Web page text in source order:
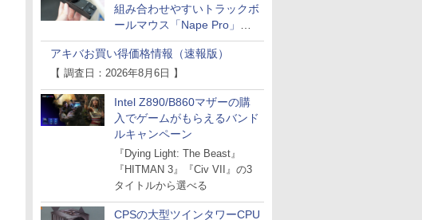
組み合わせやすいトラックボ
ールマウス「Nape Pro」が
Keychronから
アキバお買い得価格情報（速報版）
【 調査日：2026年8月6日 】
Intel Z890/B860マザーの購
入でゲームがもらえるバンド
ルキャンペーン
『Dying Light: The Beast』
『HITMAN 3』『Civ VII』の3
タイトルから選べる
CPSの大型ツインタワーCPU